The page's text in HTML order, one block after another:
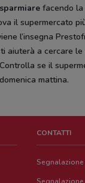
facendo la
il supermercato
l’insegna
aiuterà a cercare
se il
mattina.
CONTATTI